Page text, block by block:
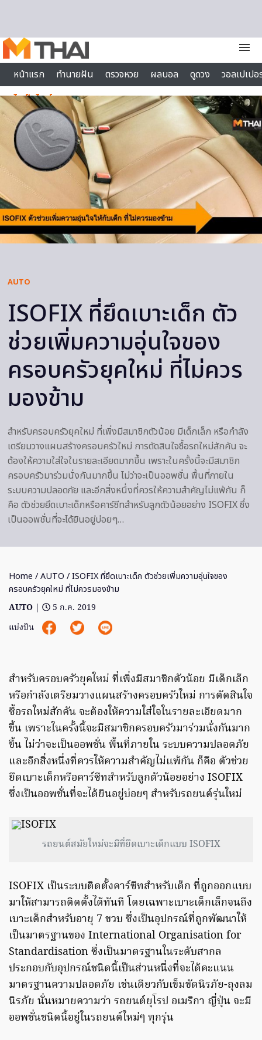
menu
หน้าแรก
ทำนายฝัน ตรวจหวย ผลบอล ดูดวง
วอลเปเป
ไลฟ์สไตล์
AUTO
ISOFIX ที่ยึดเบาะเด็ก ตัว
ช่วยเพิ่มความอุ่นใจของ
ครอบครัวยุคใหม่ ที่ไม่ควร
มองข้าม
สำหรับครอบครัวยุคใหม่ ที่เพิ่งมีสมาชิกตัวน้อย มีเด็กเล็ก หรือกำลัง
เตรียมวางแผนสร้างครอบครัวใหม่ การตัดสินใจซื้อรถใหม่สักคัน จะ
ต้องให้ความใส่ใจในรายละเอียดมากขึ้น เพราะในครั้งนี้จะมีสมาชิก
ครอบครัวมาร่วมนั่งกันมากขึ้น ไม่ว่าจะเป็นออพชั่น พื้นที่ภายใน
ระบบความปลอดภัย และอีกสิ่งหนึ่งที่ควรให้ความสำคัญไม่แพ้กัน ก็
คือ ตัวช่วยยึดเบาะเด็กหรือคาร์ซีทสำหรับลูกตัวน้อยอย่าง ISOFIX ซึ่ง
เป็นออพชั่นที่จะได้ยินอยู่บ่อยๆ…
Home /AUTO / ISOFIX ที่ยึดเบาะเด็ก ตัวช่วยเพิ่มความอุ่นใจของ
ครอบครัวยุคใหม่ ที่ไม่ควรมองข้าม
AUTO |
5 ก.ค. 2019
แบ่งปัน
สำหรับครอบครัวยุคใหม่ ที่เพิ่งมีสมาชิกตัวน้อย มีเด็กเล็ก
หรือกำลังเตรียมวางแผนสร้างครอบครัวใหม่ การตัดสินใจ
ซื้อรถใหม่สักคัน จะต้องให้ความใส่ใจในรายละเอียดมาก
ขึ้น เพราะในครั้งนี้จะมีสมาชิกครอบครัวมาร่วมนั่งกันมาก
ขึ้น ไม่ว่าจะเป็นออพชั่น พื้นที่ภายใน ระบบความปลอดภัย
และอีกสิ่งหนึ่งที่ควรให้ความสำคัญไม่แพ้กัน ก็คือ ตัวช่วย
ยึดเบาะเด็กหรือคาร์ซีทสำหรับลูกตัวน้อยอย่าง ISOFIX
ซึ่งเป็นออพชั่นที่จะได้ยินอยู่บ่อยๆ สำหรับรถยนต์รุ่นใหม่
รถยนต์สมัยใหม่จะมีที่ยึดเบาะเด็กแบบ ISOFIX
ISOFIX เป็นระบบติดตั้งคาร์ซีทสำหรับเด็ก ที่ถูกออกแบบ
มาให้สามารถติดตั้งได้ทันที โดยเฉพาะเบาะเด็กเล็กจนถึง
เบาะเด็กสำหรับอายุ 7 ขวบ ซึ่งเป็นอุปกรณ์ที่ถูกพัฒนาให้
เป็นมาตรฐานของ International Organisation for
Standardisation ซึ่งเป็นมาตรฐานในระดับสากล
ประกอบกับอุปกรณ์ชนิดนี้เป็นส่วนหนึ่งที่จะได้คะแนน
มาตรฐานความปลอดภัย เช่นเดียวกับเข็มขัดนิรภัย-ถุงลม
นิรภัย นั่นหมายความว่า รถยนต์ยุโรป อเมริกา ญี่ปุ่น จะมี
ออพชั่นชนิดนี้อยู่ในรถยนต์ใหม่ๆ ทุกรุ่น